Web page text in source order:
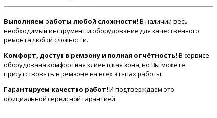
Выполняем работы любой сложности! В наличии весь
необходимый инструмент и оборудование для качественного
ремонта любой сложности.
Комфорт, доступ в ремзону и полная отчётность! В сервисе
оборудована комфортная клиентская зона, но Вы можете
присутствовать в ремзоне на всех этапах работы.
Гарантируем качество работ! И подтверждаем это
официальной сервисной гарантией.